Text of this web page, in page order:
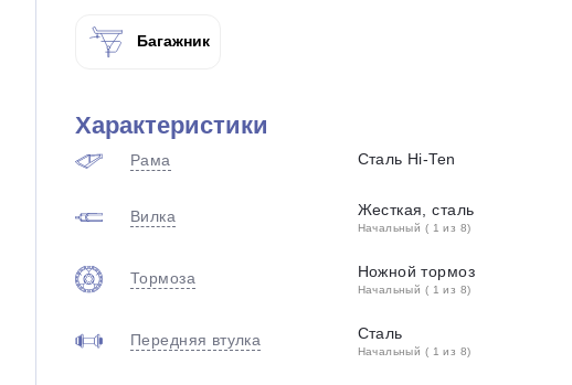
Багажник
Характеристики
Рама Сталь Hi-Ten
Вилка Жесткая, сталь
Начальный ( 1 из 8)
Тормоза Ножной тормоз
Начальный ( 1 из 8)
Передняя втулка Сталь
Начальный ( 1 из 8)